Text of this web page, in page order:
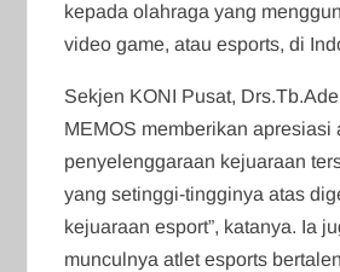
kepada olahraga yang
video game, atau esports, di
Sekjen KONI Pusat,
MEMOS memberikan apresiasi
penyelenggaraan kejuaraan
yang setinggi-tingginya atas
kejuaraan esport”, katanya. Ia
munculnya atlet esports